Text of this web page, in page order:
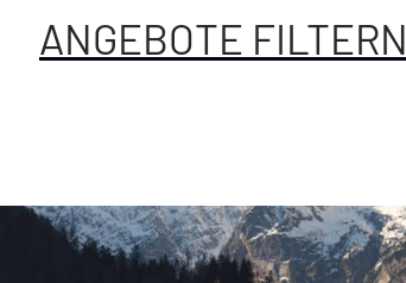
ANGEBOTE FILTERN